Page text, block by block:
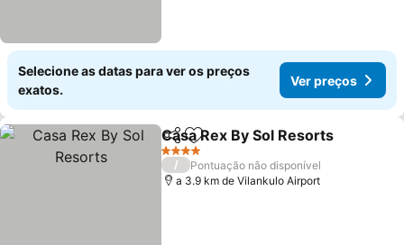
Selecione as datas para ver os preços
exatos.
Ver preços
PartilharAdicionar aos favoritos
Casa Rex By Sol Resorts
4 Estrelas
/
Pontuação não disponível
a 3.9 km de Vilankulo Airport